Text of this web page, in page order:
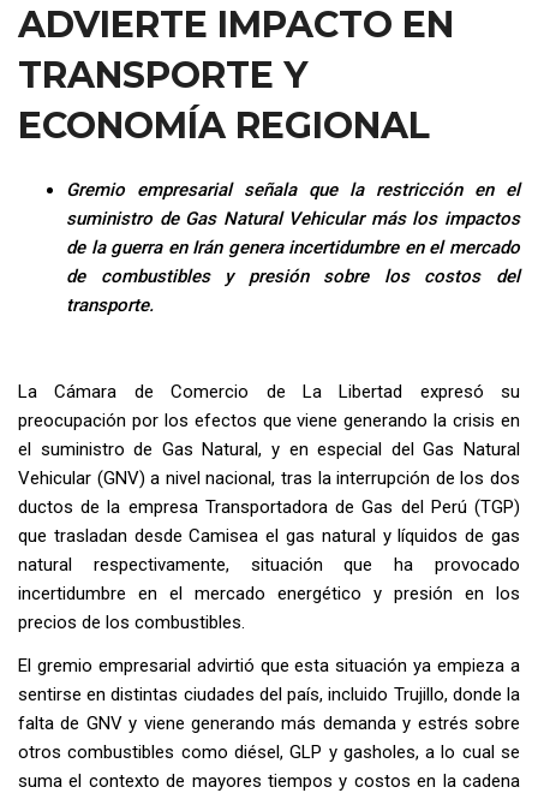
ADVIERTE IMPACTO EN
TRANSPORTE Y
ECONOMÍA REGIONAL
Gremio empresarial señala que la restricción en el
suministro de Gas Natural Vehicular más los impactos
de la guerra en Irán genera incertidumbre en el mercado
de combustibles y presión sobre los costos del
transporte.
La Cámara de Comercio de La Libertad expresó su
preocupación por los efectos que viene generando la crisis en
el suministro de Gas Natural, y en especial del Gas Natural
Vehicular (GNV) a nivel nacional, tras la interrupción de los dos
ductos de la empresa Transportadora de Gas del Perú (TGP)
que trasladan desde Camisea el gas natural y líquidos de gas
natural respectivamente, situación que ha provocado
incertidumbre en el mercado energético y presión en los
precios de los combustibles.
El gremio empresarial advirtió que esta situación ya empieza a
sentirse en distintas ciudades del país, incluido Trujillo, donde la
falta de GNV y viene generando más demanda y estrés sobre
otros combustibles como diésel, GLP y gasholes, a lo cual se
suma el contexto de mayores tiempos y costos en la cadena